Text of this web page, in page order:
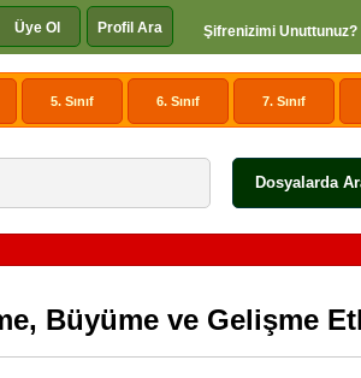
Üye Ol Profil Ara Şifrenizimi Unuttunuz?
5. Sınıf 6. Sınıf 7. Sınıf
Dosyalarda
Büyüme ve Gelişme